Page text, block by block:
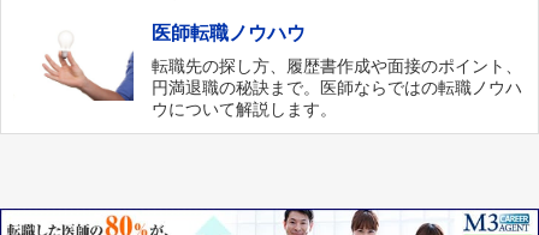
医師転職ノウハウ
転職先の探し方、履歴書作成や面接のポイント、
円満退職の秘訣まで。医師ならではの転職ノウハ
ウについて解説します。